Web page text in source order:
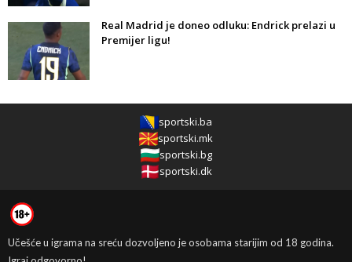
Real Madrid je doneo odluku: Endrick prelazi u
Premijer ligu!
sportski.ba
sportski.mk
sportski.bg
sportski.dk
Učešće u igrama na sreću dozvoljeno je osobama starijim od 18 godina.